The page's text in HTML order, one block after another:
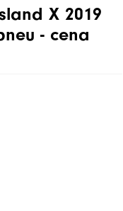
X 2019
- cena